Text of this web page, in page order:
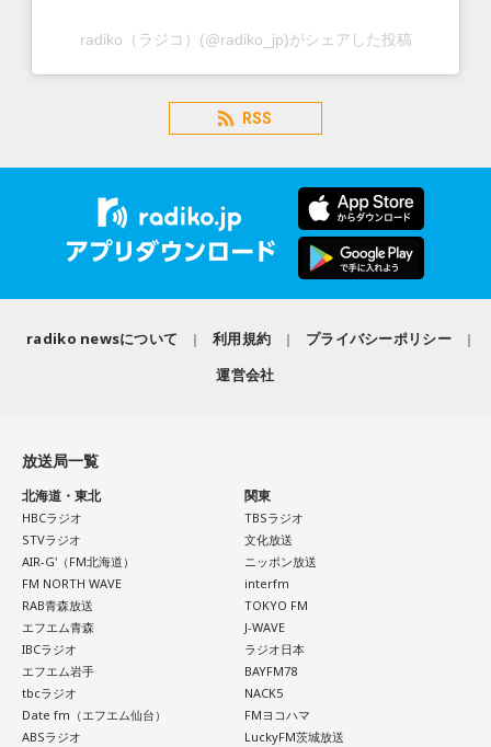
radiko（ラジコ）(@radiko_jp)がシェアした投稿
RSS
radiko newsについて 利用規約
プライバシーポリシー
運営会社
放送局一覧
北海道・東北
HBCラジオ
STVラジオ
AIR-G'（FM北海道）
FM NORTH WAVE
RAB青森放送
エフエム青森
IBCラジオ
エフエム岩手
tbcラジオ
Date fm（エフエム仙台）
ABSラジオ
関東
TBSラジオ
文化放送
ニッポン放送
interfm
TOKYO FM
J-WAVE
ラジオ日本
BAYFM78
NACK5
FMヨコハマ
LuckyFM茨城放送